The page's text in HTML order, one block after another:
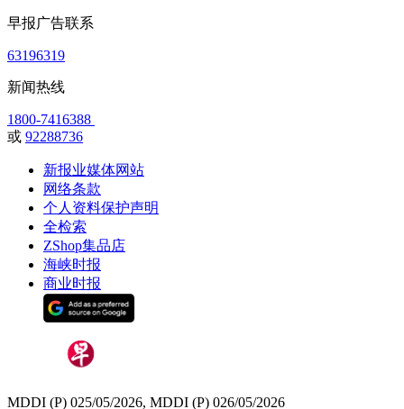
早报广告联系
63196319
新闻热线
1800-7416388
或 92288736
新报业媒体网站
网络条款
个人资料保护声明
全检索
ZShop集品店
海峡时报
商业时报
MDDI (P) 025/05/2026, MDDI (P) 026/05/2026